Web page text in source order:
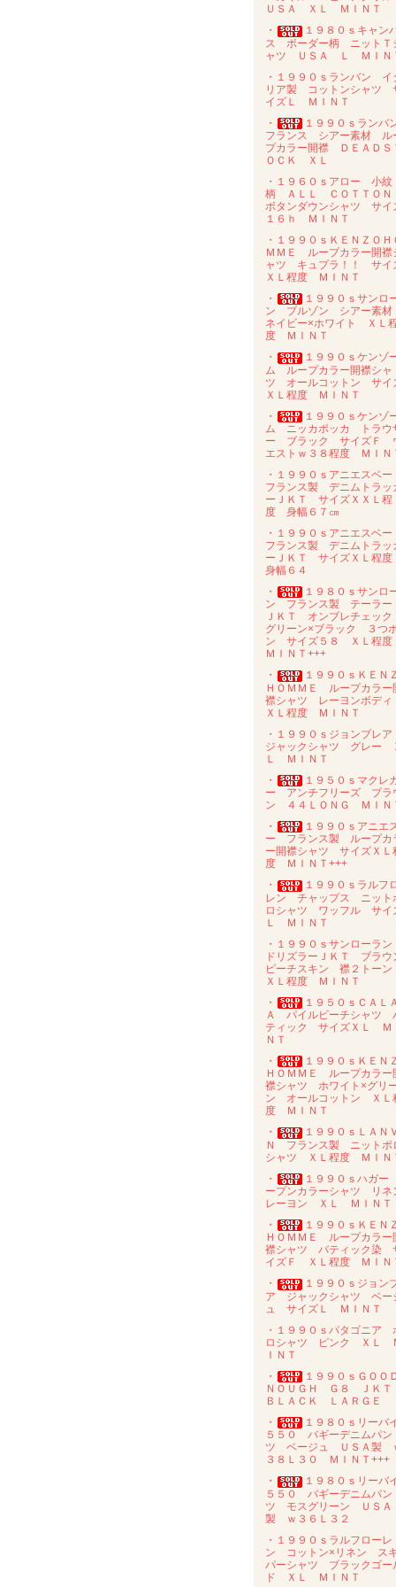
ＵＳＡ ＸＬ ＭＩＮＴ
・
１９８０ｓキャン
ス ボーダー柄 ニットＴ
ャツ ＵＳＡ Ｌ ＭＩＮ
・１９９０ｓランバン イ
リア製 コットンシャツ
イズＬ ＭＩＮＴ
・
１９９０ｓランバ
フランス シアー素材 ル
プカラー開襟 ＤＥＡＤＳ
ＯＣＫ ＸＬ
・１９６０ｓアロー 小紋
柄 ＡＬＬ ＣＯＴＴＯＮ
ボタンダウンシャツ サイ
１６ｈ ＭＩＮＴ
・１９９０ｓＫＥＮＺＯＨ
ＭＭＥ ループカラー開襟
ャツ キュプラ！！ サイ
ＸＬ程度 ＭＩＮＴ
・
１９９０ｓサンロ
ン ブルゾン シアー素材
ネイビー×ホワイト ＸＬ
度 ＭＩＮＴ
・
１９９０ｓケンゾ
ム ループカラー開襟シャ
ツ オールコットン サイ
ＸＬ程度 ＭＩＮＴ
・
１９９０ｓケンゾ
ム ニッカポッカ トラウ
ー ブラック サイズＦ
エストｗ３８程度 ＭＩＮ
・１９９０ｓアニエスベー
フランス製 デニムトラッ
ーＪＫＴ サイズＸＸＬ程
度 身幅６７㎝
・１９９０ｓアニエスベー
フランス製 デニムトラッ
ーＪＫＴ サイズＸＬ程度
身幅６４
・
１９８０ｓサンロ
ン フランス製 テーラー
ＪＫＴ オンブレチェック
グリーン×ブラック ３つ
ン サイズ５８ ＸＬ程度
ＭＩＮＴ+++
・
１９９０ｓＫＥＮ
ＨＯＭＭＥ ループカラー
襟シャツ レーヨンボディ
ＸＬ程度 ＭＩＮＴ
・１９９０ｓジョンブレア
ジャックシャツ グレー
Ｌ ＭＩＮＴ
・
１９５０ｓマクレ
ー アンチフリーズ ブラ
ン ４４ＬＯＮＧ ＭＩＮ
・
１９９０ｓアニエ
ー フランス製 ループカ
ー開襟シャツ サイズＸＬ
度 ＭＩＮＴ+++
・
１９９０ｓラルフ
レン チャップス ニット
ロシャツ ワッフル サイ
Ｌ ＭＩＮＴ
・１９９０ｓサンローラン
ドリズラーＪＫＴ ブラウ
ピーチスキン 襟２トーン
ＸＬ程度 ＭＩＮＴ
・
１９５０ｓＣＡＬ
Ａ パイルビーチシャツ
ティック サイズＸＬ Ｍ
ＮＴ
・
１９９０ｓＫＥＮ
ＨＯＭＭＥ ループカラー
襟シャツ ホワイト×グリ
ン オールコットン ＸＬ
度 ＭＩＮＴ
・
１９９０ｓＬＡＮ
Ｎ フランス製 ニットポ
シャツ ＸＬ程度 ＭＩＮ
・
１９９０ｓハガ
ープンカラーシャツ リネ
レーヨン ＸＬ ＭＩＮＴ
・
１９９０ｓＫＥＮ
ＨＯＭＭＥ ループカラー
襟シャツ バティック染
イズＦ ＸＬ程度 ＭＩＮ
・
１９９０ｓジョン
ア ジャックシャツ ベー
ュ サイズＬ ＭＩＮＴ
・１９９０ｓパタゴニア
ロシャツ ピンク ＸＬ
ＩＮＴ
・
１９９０ｓＧＯＯ
ＮＯＵＧＨ Ｇ８ ＪＫＴ
ＢＬＡＣＫ ＬＡＲＧＥ
・
１９８０ｓリーバ
５５０ バギーデニムパン
ツ ベージュ ＵＳＡ製
３８Ｌ３０ ＭＩＮＴ+++
・
１９８０ｓリーバ
５５０ バギーデニムパン
ツ モスグリーン ＵＳＡ
製 ｗ３６Ｌ３２
・１９９０ｓラルフローレ
ン コットン×リネン ス
パーシャツ ブラックゴー
ド ＸＬ ＭＩＮＴ